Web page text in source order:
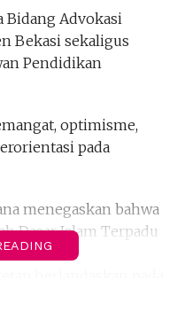
Bidang Advokasi
Bekasi sekaligus
Pendidikan
optimisme,
pada
menegaskan bahwa
Dasar Islam Terpadu
terhadap